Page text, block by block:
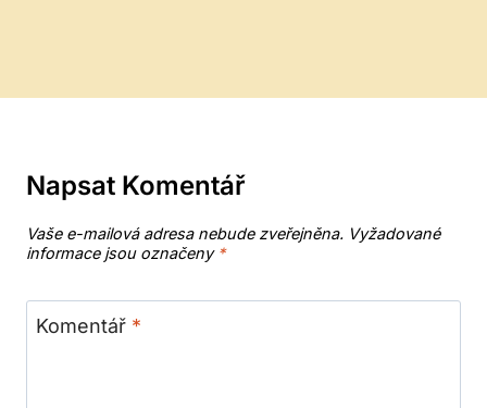
Napsat Komentář
Vaše e-mailová adresa nebude zveřejněna. Vyžadované
informace jsou označeny *
Komentář *